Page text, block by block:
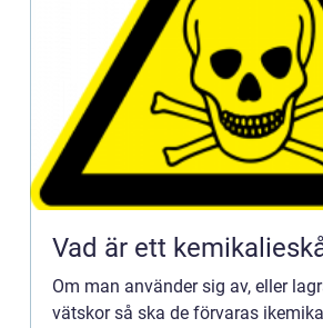
Vad är ett
Om man använder sig av, eller
vätskor så ska de förvaras